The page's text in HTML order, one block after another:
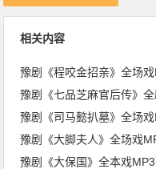
相关内容
豫剧《程咬金招亲》全场
豫剧《七品芝麻官后传》
豫剧《司马懿扒墓》全场
豫剧《大脚夫人》全场戏
豫剧《大保国》全本戏